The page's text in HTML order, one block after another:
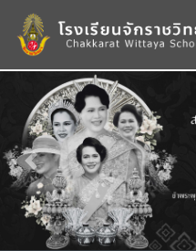
Previous